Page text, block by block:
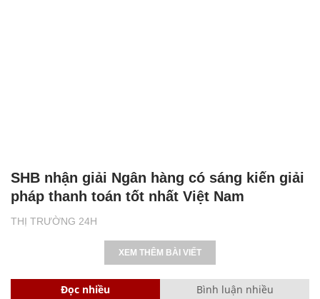
THỊ TRƯỜNG 24H
SHB nhận giải Ngân hàng có sáng kiến giải
pháp thanh toán tốt nhất Việt Nam
XEM THÊM BÀI VIẾT
Đọc nhiều Bình luận nhiều